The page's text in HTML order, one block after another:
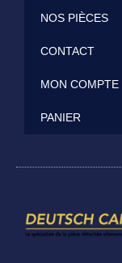
NOS PIÈCES
CONTACT
MON COMPTE
PANIER